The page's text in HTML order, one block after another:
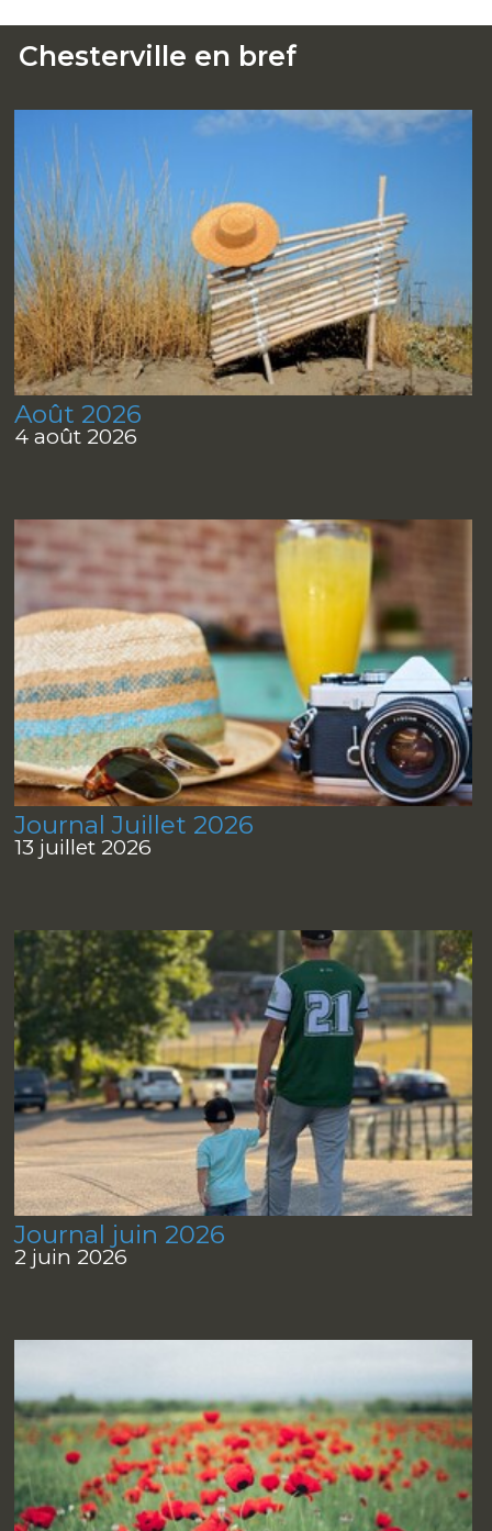
Chesterville en bref
Août 2026
4 août 2026
Journal Juillet 2026
13 juillet 2026
Journal juin 2026
2 juin 2026